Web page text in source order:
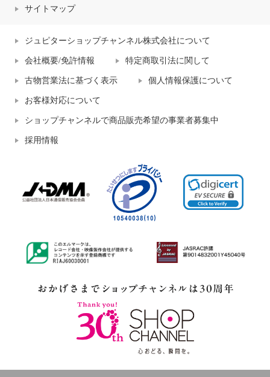
サイトマップ
ジュピターショップチャンネル株式会社について
会社概要/免許情報 特定商取引法に関して
古物営業法に基づく表示 個人情報保護について
お客様対応について
ショップチャンネルで商品販売希望の事業者募集中
採用情報